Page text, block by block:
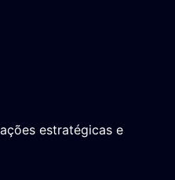
estratégicas e